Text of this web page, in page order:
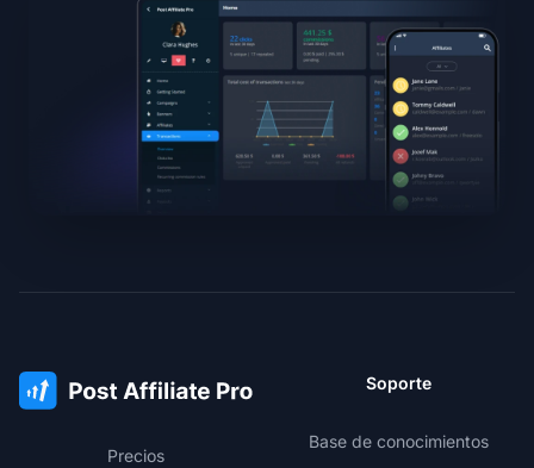
Precios
Soporte
Base de conocimientos